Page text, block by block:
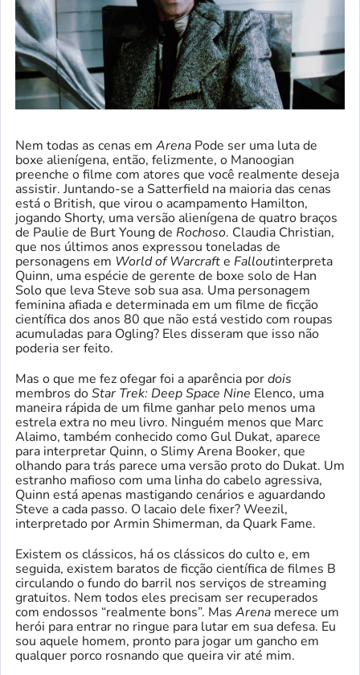
Nem todas as cenas em Arena Pode ser uma luta de
boxe alienígena, então, felizmente, o Manoogian
preenche o filme com atores que você realmente deseja
assistir. Juntando-se a Satterfield na maioria das cenas
está o British, que virou o acampamento Hamilton,
jogando Shorty, uma versão alienígena de quatro braços
de Paulie de Burt Young de Rochoso. Claudia Christian,
que nos últimos anos expressou toneladas de
personagens em World of Warcrafte Falloutinterpreta
Quinn, uma espécie de gerente de boxe solo de Han
Solo que leva Steve sob sua asa. Uma personagem
feminina afiada e determinada em um filme de ficção
científica dos anos 80 que não está vestido com roupas
acumuladas para Ogling? Eles disseram que isso não
poderia ser feito.
Mas o que me fez ofegar foi a aparência pordois
membros doStar Trek: Deep Space Nine Elenco, uma
maneira rápida de um filme ganhar pelo menos uma
estrela extra no meu livro. Ninguém menos que Marc
Alaimo, também conhecido como Gul Dukat, aparece
para interpretar Quinn, o Slimy Arena Booker, que
olhando para trás parece uma versão proto do Dukat. Um
estranho mafioso com uma linha do cabelo agressiva,
Quinn está apenas mastigando cenários e aguardando
Steve a cada passo. O lacaio dele fixer? Weezil,
interpretado por Armin Shimerman, da Quark Fame.
Existem os clássicos, há os clássicos do culto e, em
seguida, existem baratos de ficção científica de filmes B
circulando o fundo do barril nos serviços de streaming
gratuitos. Nem todos eles precisam ser recuperados
com endossos “realmente bons”. Mas Arena merece um
herói para entrar no ringue para lutar em sua defesa. Eu
sou aquele homem, pronto para jogar um gancho em
qualquer porco rosnando que queira vir até mim.